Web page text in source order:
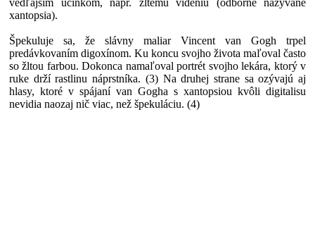
vedľajším účinkom, napr. žltému videniu (odborne nazývané
xantopsia).
Špekuluje sa, že slávny maliar Vincent van Gogh trpel
predávkovaním digoxínom. Ku koncu svojho života maľoval často
so žltou farbou. Dokonca namaľoval portrét svojho lekára, ktorý v
ruke drží rastlinu náprstníka. (3) Na druhej strane sa ozývajú aj
hlasy, ktoré v spájaní van Gogha s xantopsiou kvôli digitalisu
nevidia naozaj nič viac, než špekuláciu. (4)